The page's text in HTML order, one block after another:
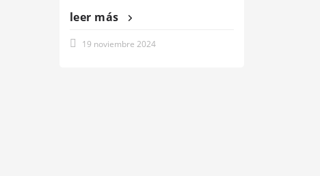
leer más
19 noviembre 2024